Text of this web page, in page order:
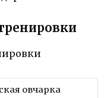
овчарка